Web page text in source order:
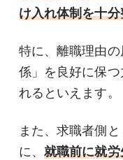
け入れ体制を十
特に、離職理由
係」を良好に保
れるといえます。
また、求職者側
に、就職前に就